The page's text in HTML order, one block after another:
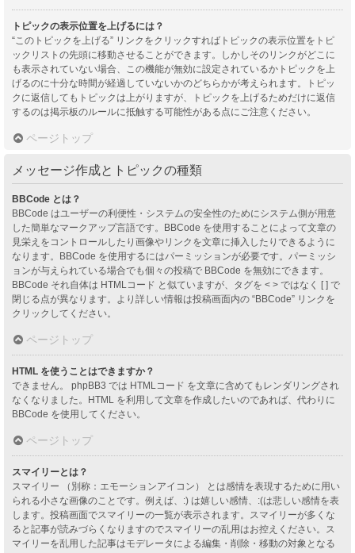
トピックの表示位置を上げるには？
“このトピックを上げる” リンクをクリックすればトピックの表示位置をトピ
ックリストの先頭に移動させることができます。しかしそのリンクがどこに
も表示されていない場合、この機能が無効に設定されているかトピックを上
げるのに十分な時間が経過していないかのどちらかが考えられます。トピッ
クに返信してもトピックは上がりますが、トピックを上げるためだけに返信
するのは掲示板のルールに抵触する可能性がある点にご注意ください。
ページトップ
メッセージ作成とトピックの種類
BBCode とは？
BBCode はユーザーの利便性・システムの安全性のためにシステム側が用意
した簡単なマークアップ言語です。BBCode を使用することによって文章の
見栄えをコントロールしたり画像やリンクを文章に挿入したりできるように
なります。BBCode を使用するにはパーミッションが必要です。パーミッシ
ョンが与えられている場合でも個々の投稿で BBCode を無効にできます。
BBCode それ自体は HTMLコード と似ていますが、タグを < > ではなく [ ] で
閉じる点が異なります。より詳しい情報は投稿画面内の “BBCode” リンクを
クリックしてください。
ページトップ
HTML を使うことはできますか？
できません。 phpBB3 では HTMLコード を文章に含めてもレンダリングされ
なくなりました。HTML を利用して文章を作成したいのであれば、代わりに
BBCode を使用してください。
ページトップ
スマイリーとは？
スマイリー （別称：エモーションアイコン） とは感情を表現するために用い
られる小さな画像のことです。例えば、:) は嬉しい感情、:(は悲しい感情を表
します。投稿画面でスマイリーの一覧が表示されます。スマイリーが多くな
ると記事が読みづらくなりますのでスマイリーの乱用はお控えください。ス
マイリーを乱用した記事はモデレータによる編集・削除・移動の対象となる